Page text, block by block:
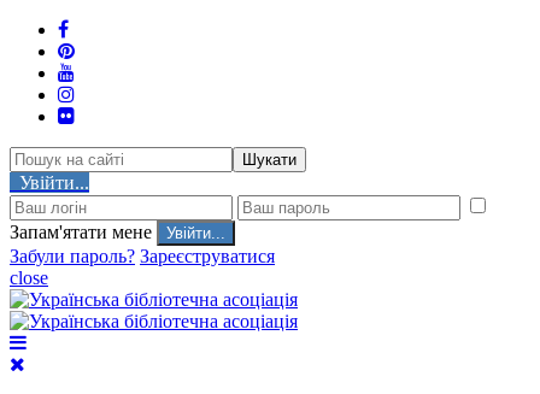
Шукати
Увійти...
Запам'ятати мене
Забули пароль? Зареєструватися
close